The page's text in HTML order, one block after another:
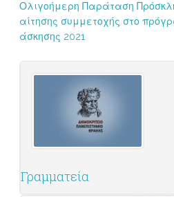
Ολιγοήμερη Παράταση
αίτησης συμμετοχής στο
άσκησης 2021
Γραμματεία